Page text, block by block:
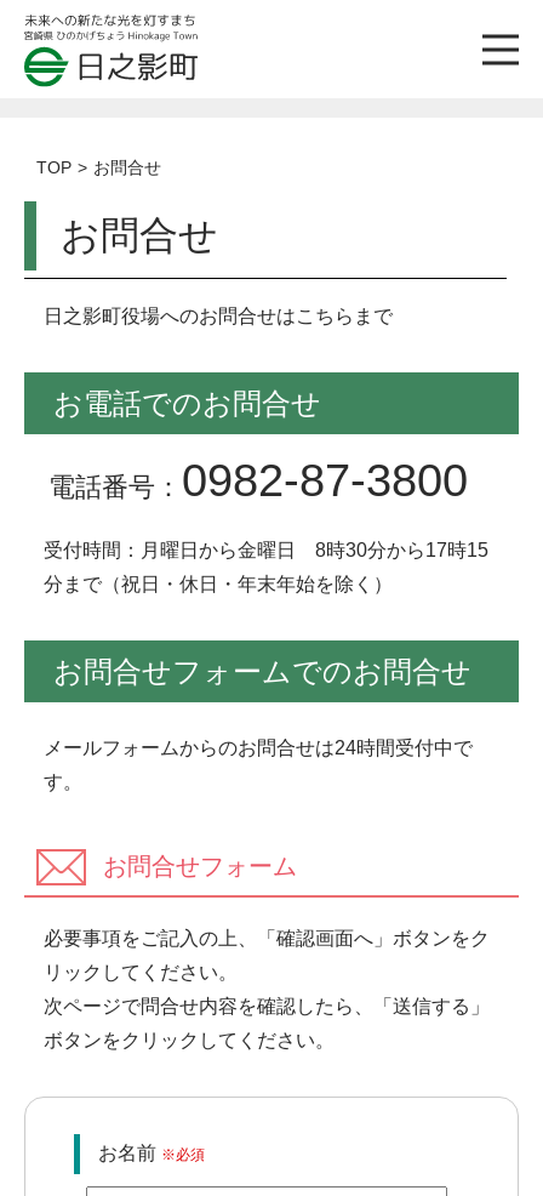
TOP お問合せ
お問合せ
日之影町役場へのお問合せはこちらまで
お電話でのお問合せ
電話番号： 0982-87-3800
受付時間：月曜日から金曜日 8時30分から17時15
分まで（祝日・休日・年末年始を除く）
お問合せフォームでのお問合せ
メールフォームからのお問合せは24時間受付中で
す。
お問合せフォーム
必要事項をご記入の上、「確認画面へ」ボタンをク
リックしてください。
次ページで問合せ内容を確認したら、「送信する」
ボタンをクリックしてください。
お名前 ※必須